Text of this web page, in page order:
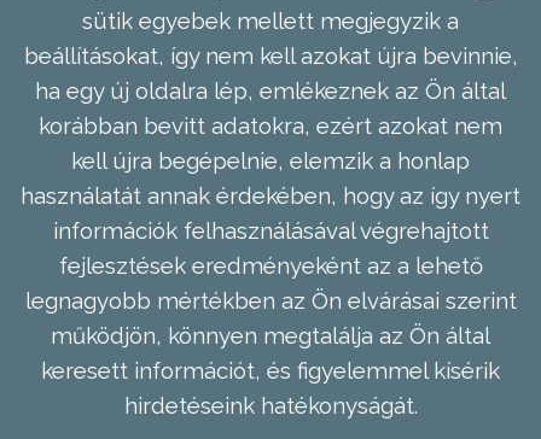
sütik egyebek mellett megjegyzik a
beállításokat, így nem kell azokat újra bevinnie,
ha egy új oldalra lép, emlékeznek az Ön által
korábban bevitt adatokra, ezért azokat nem
kell újra begépelnie, elemzik a honlap
használatát annak érdekében, hogy az így nyert
információk felhasználásával végrehajtott
fejlesztések eredményeként az a lehető
legnagyobb mértékben az Ön elvárásai szerint
működjön, könnyen megtalálja az Ön által
keresett információt, és figyelemmel kísérik
hirdetéseink hatékonyságát.